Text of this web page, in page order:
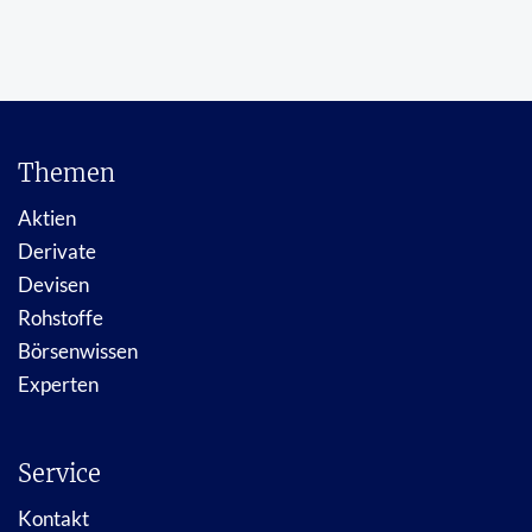
Themen
Aktien
Derivate
Devisen
Rohstoffe
Börsenwissen
Experten
Service
Kontakt